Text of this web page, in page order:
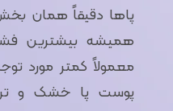
پاها دقیقاً همان
همیشه بیشترین
معمولاً کمتر مورد
پوست پا خشک و